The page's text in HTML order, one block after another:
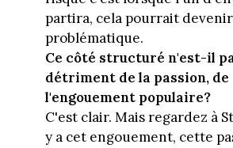
partira, cela pourrait devenir
problématique.
Ce côté structuré n'est-il
détriment de la passion, de
l'engouement populaire?
C'est clair. Mais regardez à
y a cet engouement, cette